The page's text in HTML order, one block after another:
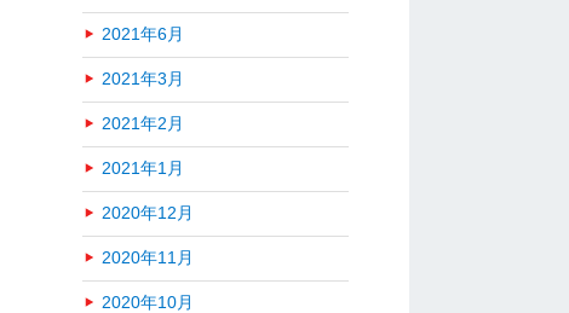
2021年6月
2021年3月
2021年2月
2021年1月
2020年12月
2020年11月
2020年10月